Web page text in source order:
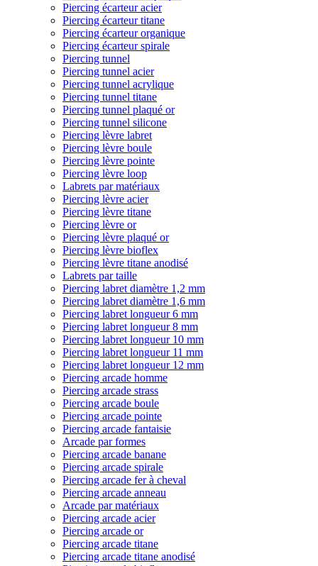
Piercing écarteur acier
Piercing écarteur titane
Piercing écarteur organique
Piercing écarteur spirale
Piercing tunnel
Piercing tunnel acier
Piercing tunnel acrylique
Piercing tunnel titane
Piercing tunnel plaqué or
Piercing tunnel silicone
Piercing lèvre labret
Piercing lèvre boule
Piercing lèvre pointe
Piercing lèvre loop
Labrets par matériaux
Piercing lèvre acier
Piercing lèvre titane
Piercing lèvre or
Piercing lèvre plaqué or
Piercing lèvre bioflex
Piercing lèvre titane anodisé
Labrets par taille
Piercing labret diamètre 1,2 mm
Piercing labret diamètre 1,6 mm
Piercing labret longueur 6 mm
Piercing labret longueur 8 mm
Piercing labret longueur 10 mm
Piercing labret longueur 11 mm
Piercing labret longueur 12 mm
Piercing arcade homme
Piercing arcade strass
Piercing arcade boule
Piercing arcade pointe
Piercing arcade fantaisie
Arcade par formes
Piercing arcade banane
Piercing arcade spirale
Piercing arcade fer à cheval
Piercing arcade anneau
Arcade par matériaux
Piercing arcade acier
Piercing arcade or
Piercing arcade titane
Piercing arcade titane anodisé